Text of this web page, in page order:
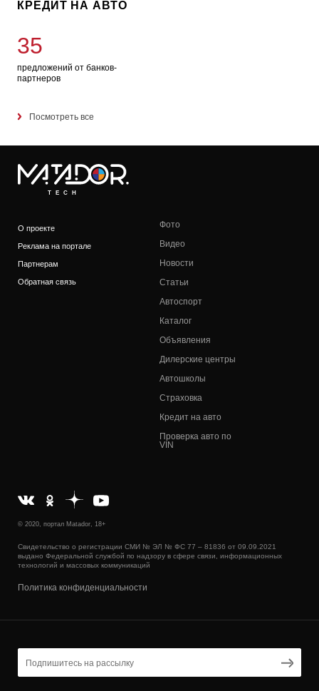
КРЕДИТ НА АВТО
35
предложений от банков-
партнеров
Посмотреть все
TECH
О проекте
Реклама на портале
Партнерам
Обратная связь
Фото
Видео
Новости
Статьи
Автоспорт
Каталог
Объявления
Дилерские центры
Автошколы
Страховка
Кредит на авто
Проверка авто по
VIN
© 2020, портал Matador, 18+
Свидетельство о регистрации СМИ № ЭЛ № ФС 77 – 81836 от 09.09.2021
выдано Федеральной службой по надзору в сфере связи, информационных
технологий и массовых коммуникаций
Политика конфиденциальности